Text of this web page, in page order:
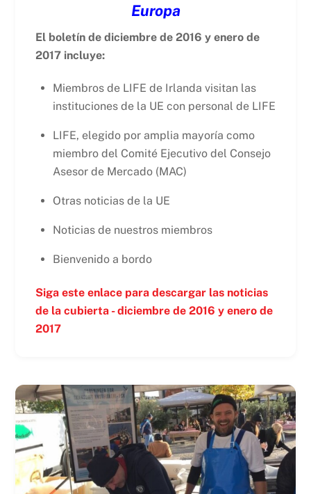
Europa
El boletín de diciembre de 2016 y enero de
2017 incluye:
Miembros de LIFE de Irlanda visitan las
instituciones de la UE con personal de LIFE
LIFE, elegido por amplia mayoría como
miembro del Comité Ejecutivo del Consejo
Asesor de Mercado (MAC)
Otras noticias de la UE
Noticias de nuestros miembros
Bienvenido a bordo
Siga este enlace para descargar las noticias
de la cubierta - diciembre de 2016 y enero de
2017